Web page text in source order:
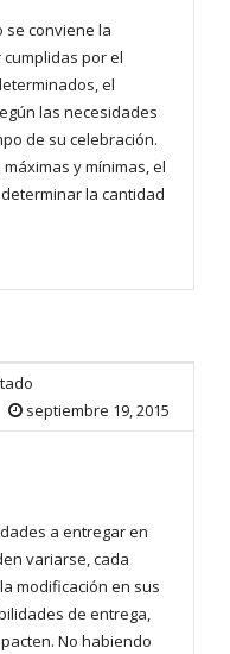
se conviene la
por el
el
las necesidades
de su celebración.
y mínimas, el
la cantidad
septiembre 19, 2015
a entregar en
variarse, cada
modificación en sus
de entrega,
No habiendo